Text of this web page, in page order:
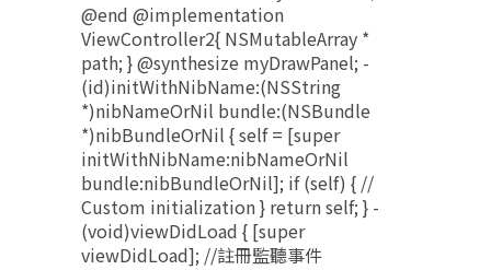
@end @implementation
ViewController2{ NSMutableArray *
path; } @synthesize myDrawPanel; -
(id)initWithNibName:(NSString
*)nibNameOrNil bundle:(NSBundle
*)nibBundleOrNil { self = [super
initWithNibName:nibNameOrNil
bundle:nibBundleOrNil]; if (self) { //
Custom initialization } return self; } -
(void)viewDidLoad { [super
viewDidLoad]; //註冊監聽事件